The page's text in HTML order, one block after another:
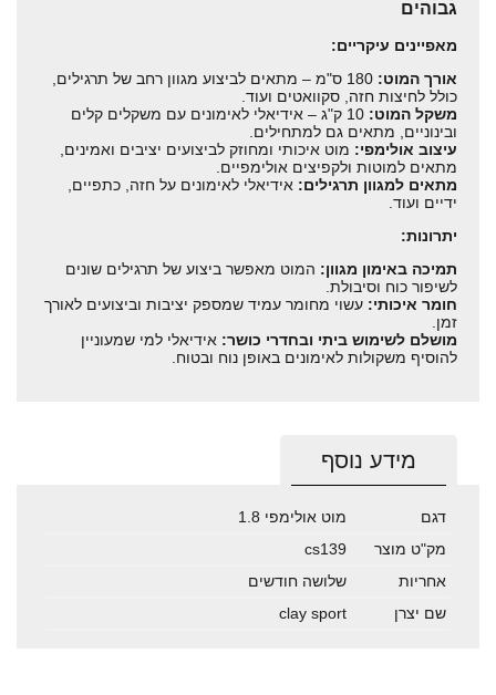
גבוהים
מאפיינים עיקריים:
אורך המוט:
180 ס"מ – מתאים לביצוע מגוון רחב של תרגילים,
כולל לחיצות חזה, סקוואטים ועוד.
משקל המוט:
10 ק"ג – אידיאלי לאימונים עם משקלים קלים
ובינוניים, מתאים גם למתחילים.
עיצוב אולימפי: מוט איכותי ומחוזק לביצועים יציבים ואמינים,
מתאים למוטות ולקפיצים אולימפיים.
מתאים למגוון תרגילים: אידיאלי לאימונים על חזה, כתפיים,
ידיים ועוד.
יתרונות:
תמיכה באימון מגוון: המוט מאפשר ביצוע של תרגילים שונים
לשיפור כוח וסיבולת.
חומר איכותי: עשוי מחומר עמיד שמספק יציבות וביצועים לאורך
זמן.
מושלם לשימוש ביתי ובחדרי כושר: אידיאלי למי שמעוניין
להוסיף משקולות לאימונים באופן נוח ובטוח.
מידע נוסף
דגם
מוט אולימפי 1.8
מק"ט מוצר
cs139
אחריות
שלושה חודשים
שם יצרן
clay sport